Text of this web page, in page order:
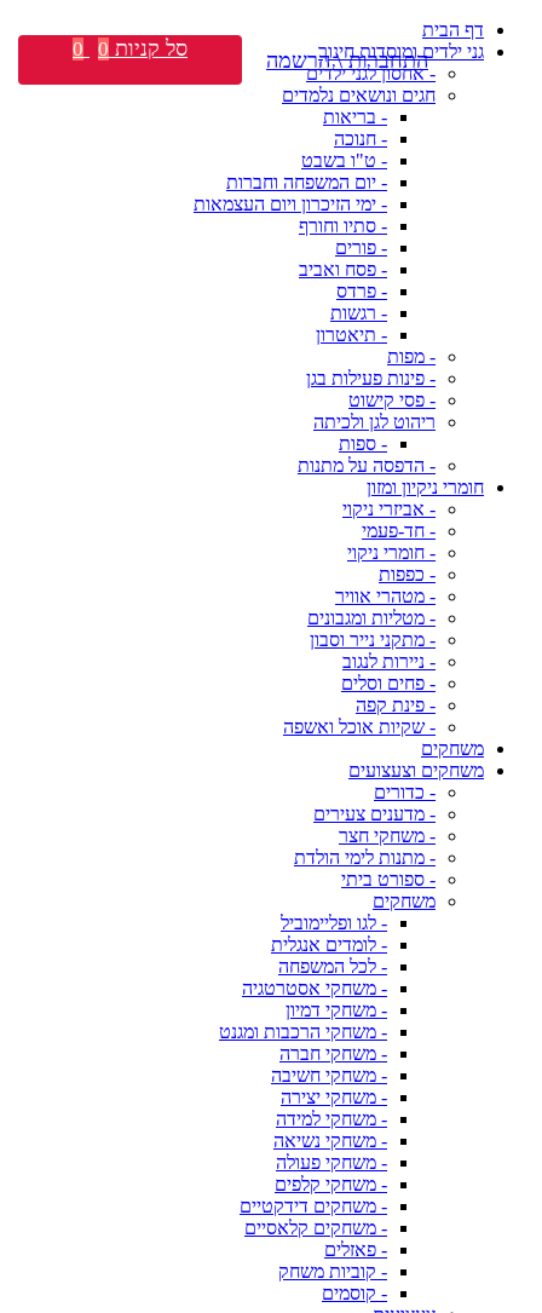
דף הבית
גני ילדים ומוסדות חינוך
- אחסון לגני ילדים
חגים ונושאים נלמדים
- בריאות
- חנוכה
- ט"ו בשבט
- יום המשפחה וחברות
- ימי הזיכרון ויום העצמאות
- סתיו וחורף
- פורים
- פסח ואביב
- פרדס
- רגשות
- תיאטרון
- מפות
- פינות פעילות בגן
- פסי קישוט
ריהוט לגן ולכיתה
- ספות
- הדפסה על מתנות
חומרי ניקיון ומזון
- אביזרי ניקוי
- חד-פעמי
- חומרי ניקוי
- כפפות
- מטהרי אוויר
- מטליות ומגבונים
- מתקני נייר וסבון
- ניירות לנגוב
- פחים וסלים
- פינת קפה
- שקיות אוכל ואשפה
משחקים
משחקים וצעצועים
- כדורים
- מדענים צעירים
- משחקי חצר
- מתנות לימי הולדת
- ספורט ביתי
משחקים
- לגו ופליימוביל
- לומדים אנגלית
- לכל המשפחה
- משחקי אסטרטגיה
- משחקי דמיון
- משחקי הרכבות ומגנט
- משחקי חברה
- משחקי חשיבה
- משחקי יצירה
- משחקי למידה
- משחקי נשיאה
- משחקי פעולה
- משחקי קלפים
- משחקים דידקטיים
- משחקים קלאסיים
- פאזלים
- קוביות משחק
- קוסמים
התחברות \ הרשמה סל קניות 0
0